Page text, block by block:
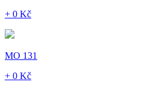
+ 0 Kč
MO 131
+ 0 Kč